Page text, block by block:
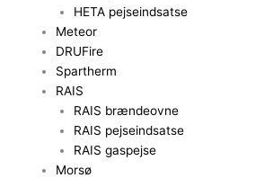
HETA pejseindsatse
Meteor
DRUFire
Spartherm
RAIS
RAIS brændeovne
RAIS pejseindsatse
RAIS gaspejse
Morsø